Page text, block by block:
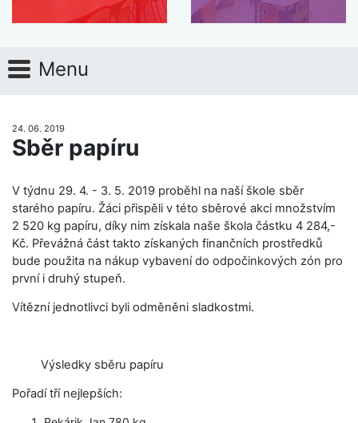
Menu
24. 06. 2019
Sběr papíru
V týdnu 29. 4. - 3. 5. 2019 proběhl na naší škole sběr
starého papíru. Žáci přispěli v této sběrové akci množstvím
2 520 kg papíru, díky nim získala naše škola částku 4 284,-
Kč. Převážná část takto získaných finančních prostředků
bude použita na nákup vybavení do odpočinkových zón pro
první i druhý stupeň.
Vítězní jednotlivci byli odměněni sladkostmi.
Výsledky sběru papíru
Pořadí tří nejlepších: